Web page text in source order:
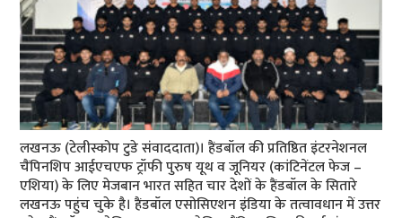
लखनऊ (टेलीस्कोप टुडे संवाददाता)। हैंडबॉल की प्रतिष्ठित इंटरनेशनल
चैंपिनशिप आईएचएफ ट्रॉफी पुरुष यूथ व जूनियर (कांटिनेंटल फेज –
एशिया) के लिए मेजबान भारत सहित चार देशों के हैंडबॉल के सितारे
लखनऊ पहुंच चुके है। हैंडबॉल एसोसिएशन इंडिया के तत्वावधान में उत्तर